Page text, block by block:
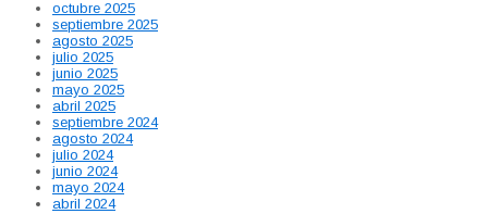
octubre 2025
septiembre 2025
agosto 2025
julio 2025
junio 2025
mayo 2025
abril 2025
septiembre 2024
agosto 2024
julio 2024
junio 2024
mayo 2024
abril 2024